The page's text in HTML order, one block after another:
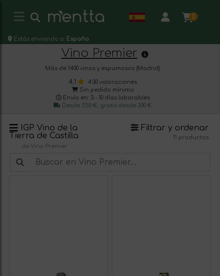
0
Estás enviando a: España
Vino Premier
Más de 1400 vinos y espumosos (Madrid)
4,1
430 valoraciones
Sin pedido mínimo
Envío en: 3 - 10 días laborables
Desde 7,50 €, gratis desde 200 €
Tierra de Castilla
de Vino Premier
Filtrar y ordenar
11 productos